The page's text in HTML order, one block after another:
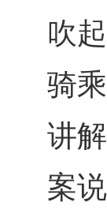
吹
骑
讲
案